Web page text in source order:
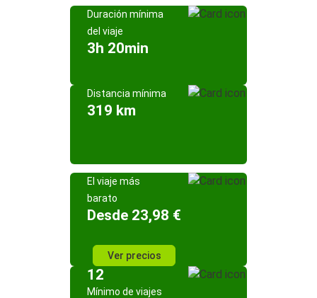
Duración mínima
del viaje
3h 20min
Distancia mínima
319 km
El viaje más
barato
Desde 23,98 €
Ver precios
12
Mínimo de viajes